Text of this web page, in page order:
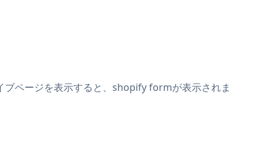
ページを表示すると、shopify formが表示されま